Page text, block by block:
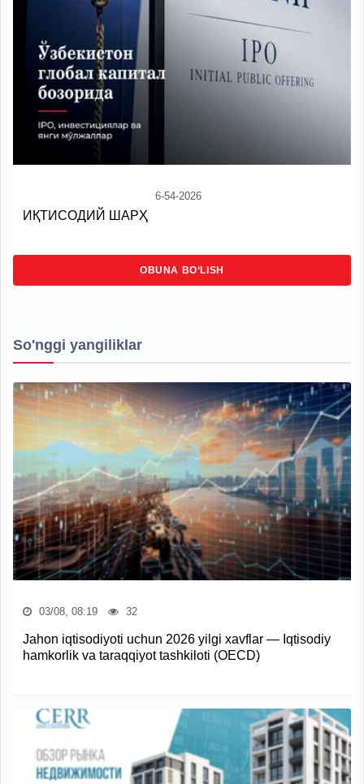
6-54-2026
ИҚТИСОДИЙ ШАРҲ
OBUNA BO‘LISH
So'nggi yangiliklar
03/08, 08:19 32
Jahon iqtisodiyoti uchun 2026 yilgi xavflar — Iqtisodiy
hamkorlik va taraqqiyot tashkiloti (OECD)